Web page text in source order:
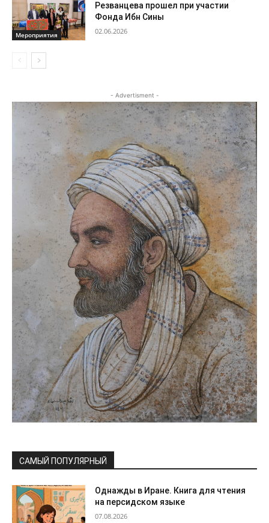
Мероприятия
Резванцева прошел при участии
Фонда Ибн Сины
02.06.2026
- Advertisment -
САМЫЙ ПОПУЛЯРНЫЙ
Однажды в Иране. Книга для чтения
на персидском языке
07.08.2026